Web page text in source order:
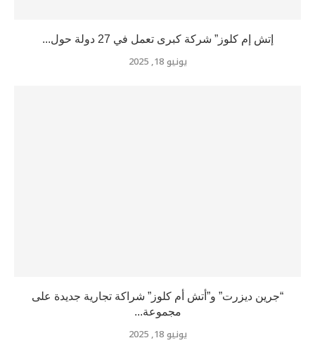
إتش إم كلوز” شركة كبرى تعمل في 27 دولة حول...
يونيو 18, 2025
“جرين ديزرت” و”أتش أم كلوز” شراكة تجارية جديدة على
مجموعة...
يونيو 18, 2025